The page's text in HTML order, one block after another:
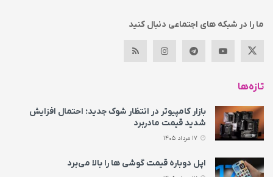
ما را در شبکه های اجتماعی دنبال کنید
تازه‌ها
بازار کامپیوتر در انتظار شوک جدید؛ احتمال افزایش
شدید قیمت مادربرد
اپل دوباره قیمت‌ گوشی ها را بالا می‌برد